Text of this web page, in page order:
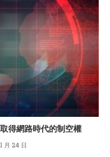
得網路時代的制空權
月 24 日